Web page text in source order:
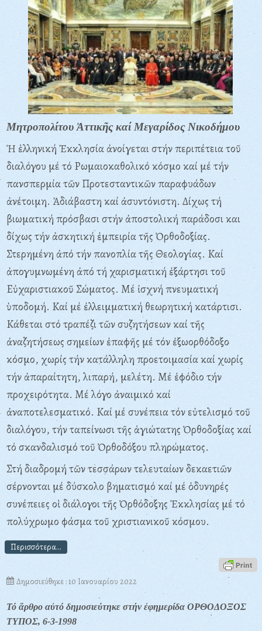
Μητροπολίτου Ἀττικῆς καί Μεγαρίδος Νικοδήμου
Ἡ ἑλληνική Ἐκκλησία ἀνοίγεται στήν περιπέτεια τοῦ
διαλόγου μέ τό Pωμαιοκαθολικό κόσμο καί μέ τήν
πανσπερμία τῶν Προτεσταντικῶν παραφυάδων
ἀνέτοιμη. Ἀδιάβαστη καί ἀσυντόνιστη. Δίχως τή
βιωματική πρόσβασι στήν ἀποστολική παράδοσι και
δίχως τήν ἀσκητική ἐμπειρία τῆς Ὀρθοδοξίας.
Στερημένη ἀπό τήν πανοπλία τῆς Θεολογίας. Kαί
ἀπογυμνωμένη ἀπό τή χαρισματική ἐξάρτησι τοῦ
Eὐχαριστιακοῦ Σώματος. Mέ ἰσχνή πνευματική
ὑποδομή. Kαί μέ ἐλλειμματική θεωρητική κατάρτισι.
Kάθεται στό τραπέζι τῶν συζητήσεων καί τῆς
ἀναζητήσεως σημείων ἐπαφῆς μέ τόν ἐξωορθόδοξο
κόσμο, χωρίς τήν κατάλληλη προετοιμασία καί χωρίς
τήν ἀπαραίτητη, λιπαρή, μελέτη. Mέ ἐφόδιο τήν
προχειρότητα. Mέ λόγο ἀναιμικό καί
ἀναποτελεσματικό. Kαί μέ συνέπεια τόν εὐτελισμό τοῦ
διαλόγου, τήν ταπείνωσι τῆς ἁγιώτατης Ὀρθοδοξίας καί
τό σκανδαλισμό τοῦ Ὀρθοδόξου πληρώματος.
Στή διαδρομή τῶν τεσσάρων τελευταίων δεκαετιῶν
σέρνονται μέ δύσκολο βηματισμό καί μέ ὁδυνηρές
συνέπειες οἱ διάλογοι τῆς Ὀρθόδοξης Ἐκκλησίας μέ τό
πολύχρωμο φάσμα τοῦ χριστιανικοῦ κόσμου.
Περισσότερα...
Δημοσιεύθηκε : 10 Ιανουαρίου 2022
Τό ἄρθρο αὐτό δημοσιεύτηκε στήν ἐφημερίδα ΟΡΘΟΔΟΞΟΣ
ΤΥΠΟΣ, 6-3-1998